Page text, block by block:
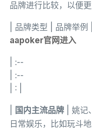
品牌进行比较，以便更
| 品牌类型 | 品牌举例
aapoker官网进入
| :--
| :--
| : |
国内主流品牌 | 姚记
日常娱乐，比如玩斗地